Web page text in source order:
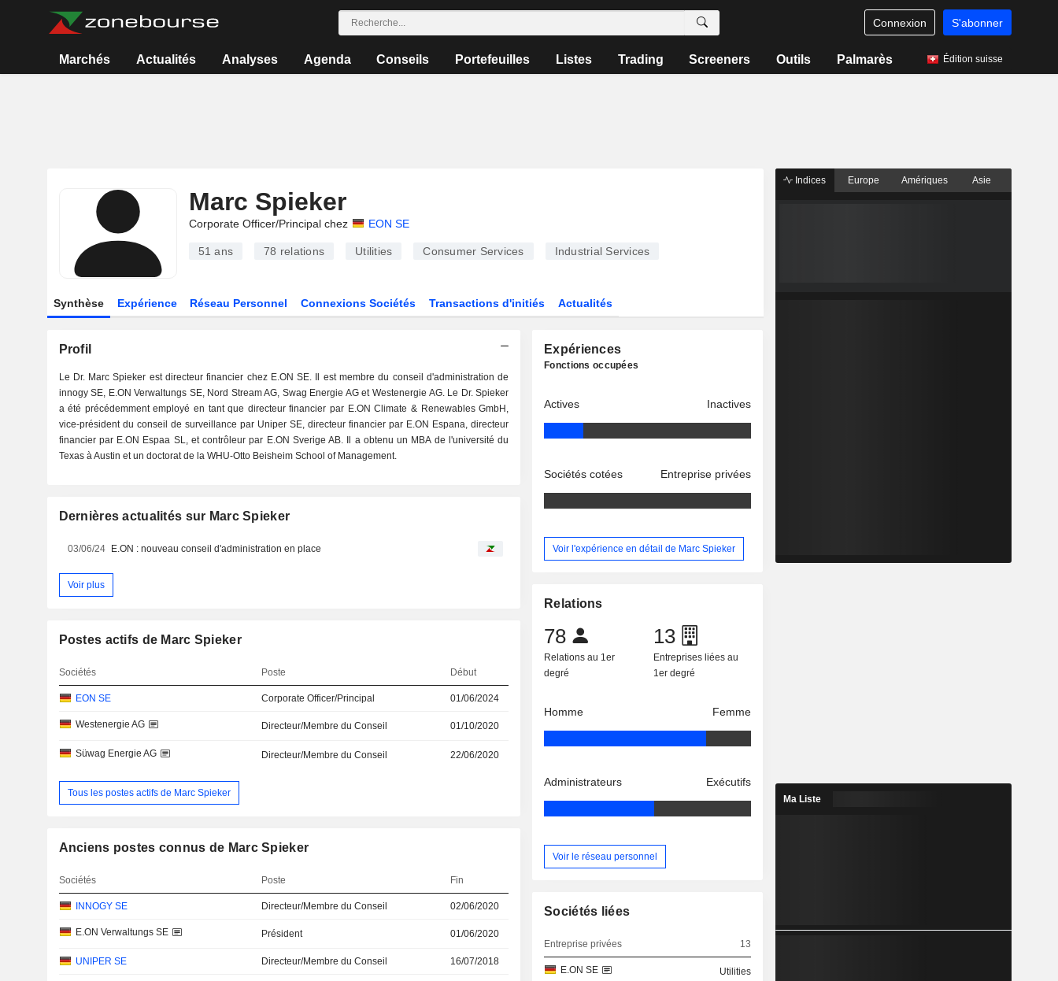
Connexion S'abonner
Marchés Actualités Analyses Agenda Conseils Portefeuilles Listes Trading Screeners Outils Palmarès Édition suisse
Marc Spieker
Corporate Officer/Principal chez EON SE
51 ans 78 relations Utilities Consumer Services Industrial Services
Synthèse Expérience Réseau Personnel Connexions Sociétés Transactions d'initiés Actualités
Profil
Le Dr. Marc Spieker est directeur financier chez E.ON SE. Il est membre du conseil d'administration de
innogy SE, E.ON Verwaltungs SE, Nord Stream AG, Swag Energie AG et Westenergie AG. Le Dr. Spieker
a été précédemment employé en tant que directeur financier par E.ON Climate & Renewables GmbH,
vice-président du conseil de surveillance par Uniper SE, directeur financier par E.ON Espana, directeur
financier par E.ON Espaa SL, et contrôleur par E.ON Sverige AB. Il a obtenu un MBA de l'université du
Texas à Austin et un doctorat de la WHU-Otto Beisheim School of Management.
Dernières actualités sur Marc Spieker
03/06/24 E.ON : nouveau conseil d'administration en place
Voir plus
Postes actifs de Marc Spieker
Sociétés Poste Début
EON SE Corporate Officer/Principal 01/06/2024
Westenergie AG Directeur/Membre du Conseil 01/10/2020
Süwag Energie AG Directeur/Membre du Conseil 22/06/2020
Tous les postes actifs de Marc Spieker
Anciens postes connus de Marc Spieker
Sociétés Poste Fin
INNOGY SE Directeur/Membre du Conseil 02/06/2020
E.ON Verwaltungs SE Président 01/06/2020
UNIPER SE Directeur/Membre du Conseil 16/07/2018
Expériences
Fonctions occupées
Actives Inactives
Sociétés cotées Entreprise privées
Voir l'expérience en détail de Marc Spieker
Relations
78
Relations au 1er
degré
13
Entreprises liées au
1er degré
Homme Femme
Administrateurs Exécutifs
Voir le réseau personnel
Sociétés liées
Entreprise privées 13
E.ON SE Utilities
Indices Europe Amériques Asie
Ma Liste